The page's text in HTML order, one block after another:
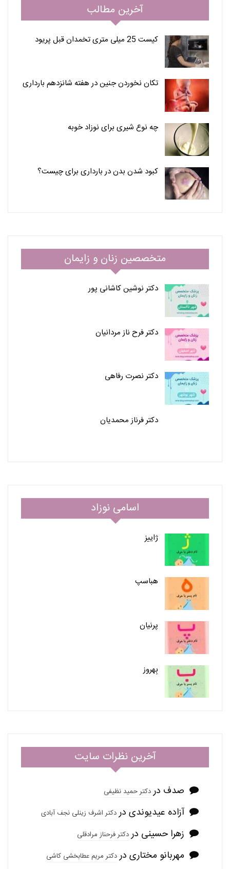
آخرین مطالب
کیست 25 میلی متری تخمدان قبل پریود
تکان نخوردن جنین در هفته شانزدهم بارداری
چه نوع شیری برای نوزاد خوبه
کبود شدن بدن در بارداری برای چیست؟
متخصصین زنان و زایمان
دکتر نوشین کاشانی پور
دکتر فرح ناز مردانیان
دکتر نصرت رفاهی
دکتر فرناز محمدیان
اسامی نوزاد
ژاییز
هباسپ
پرنیان
بِهروز
آخرین نظرات سایت
صدف دردکتر حمید نظیفی
آزاده عیدیوندی دردکتر اشرف زینلی نجف آبادی
زهرا حسینی دردکتر فرحناز مرادقلی
مهربانو مختاری دردکتر مریم عطابخشی کاشی